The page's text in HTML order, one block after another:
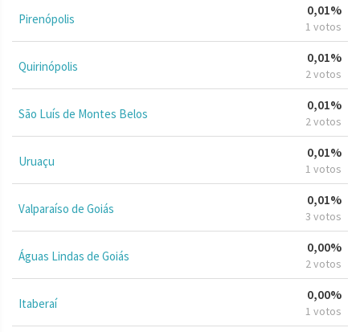
Pirenópolis
0,01%
1 votos
Quirinópolis
0,01%
2 votos
São Luís de Montes Belos
0,01%
2 votos
Uruaçu
0,01%
1 votos
Valparaíso de Goiás
0,01%
3 votos
Águas Lindas de Goiás
0,00%
2 votos
Itaberaí
0,00%
1 votos